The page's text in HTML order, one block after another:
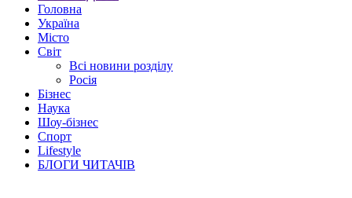
Головна
Україна
Місто
Світ
Всі новини розділу
Росія
Бізнес
Наука
Шоу-бізнес
Спорт
Lifestyle
БЛОГИ ЧИТАЧІВ